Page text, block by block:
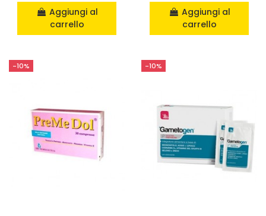
Aggiungi al
carrello
Aggiungi al
carrello
-10% -10%